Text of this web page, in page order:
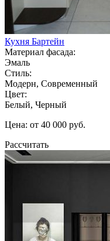
Кухня Бартейн
Материал фасада:
Эмаль
Стиль:
Модерн, Современный
Цвет:
Белый, Черный
Цена: от 40 000 руб.
Рассчитать